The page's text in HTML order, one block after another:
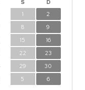
S
D
1
2
8
9
15
16
22
23
29
30
5 6